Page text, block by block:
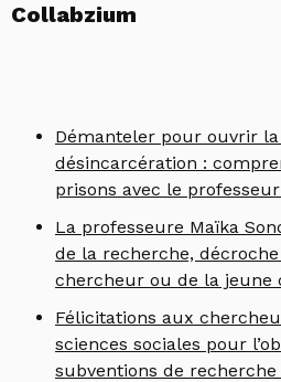
Collabzium
Démanteler pour ouvrir la
désincarcération :
prisons avec le
La professeure Maïka
de la recherche,
chercheur ou de la jeune
Félicitations aux
sciences sociales pour
subventions de